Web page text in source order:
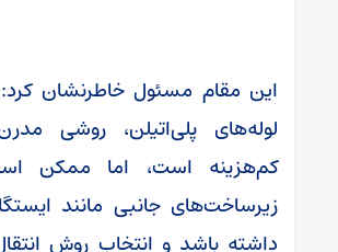
این مقام مسئول خاطرنشان کرد:
لوله‌های پلی‌اتیلن، روشی
کم‌هزینه است، اما ممکن
زیرساخت‌های جانبی مانند
داشته باشد و انتخاب روش